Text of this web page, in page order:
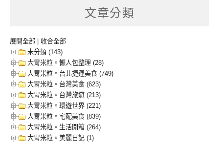
文章分類
展開全部 | 收合全部
未分類 (143)
大胃米粒。懶人包整理 (28)
大胃米粒。台北捷運美食 (749)
大胃米粒。台灣美食 (623)
大胃米粒。台灣旅遊 (213)
大胃米粒。環遊世界 (221)
大胃米粒。宅配美食 (839)
大胃米粒。生活開箱 (264)
大胃米粒。美麗日記 (1)